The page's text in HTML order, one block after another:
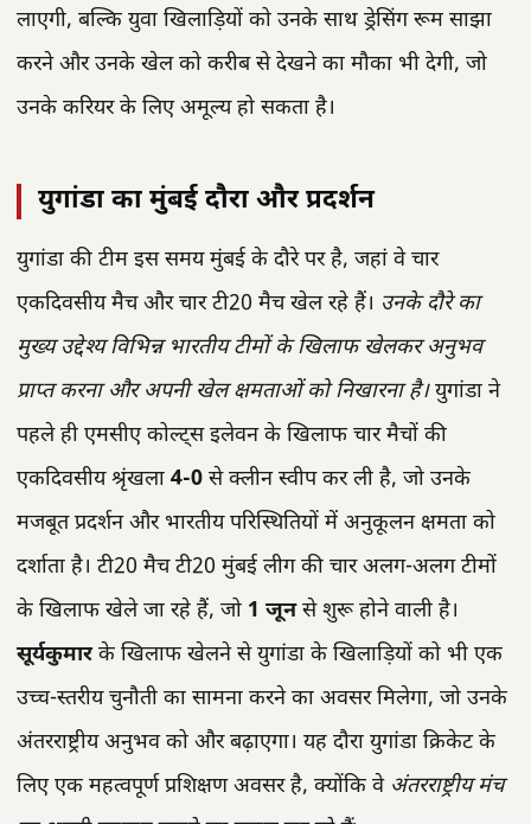
लाएगी, बल्कि युवा खिलाड़ियों को उनके साथ ड्रेसिंग रूम साझा
करने और उनके खेल को करीब से देखने का मौका भी देगी, जो
उनके करियर के लिए अमूल्य हो सकता है।
युगांडा का मुंबई दौरा और प्रदर्शन
युगांडा की टीम इस समय मुंबई के दौरे पर है, जहां वे चार
एकदिवसीय मैच और चार टी20 मैच खेल रहे हैं। उनके दौरे का
मुख्य उद्देश्य विभिन्न भारतीय टीमों के खिलाफ खेलकर अनुभव
प्राप्त करना और अपनी खेल क्षमताओं को निखारना है।युगांडा ने
पहले ही एमसीए कोल्ट्स इलेवन के खिलाफ चार मैचों की
एकदिवसीय श्रृंखला 4-0 से क्लीन स्वीप कर ली है, जो उनके
मजबूत प्रदर्शन और भारतीय परिस्थितियों में अनुकूलन क्षमता को
दर्शाता है। टी20 मैच टी20 मुंबई लीग की चार अलग-अलग टीमों
के खिलाफ खेले जा रहे हैं, जो 1 जूनसे शुरू होने वाली है।
सूर्यकुमारके खिलाफ खेलने से युगांडा के खिलाड़ियों को भी एक
उच्च-स्तरीय चुनौती का सामना करने का अवसर मिलेगा, जो उनके
अंतरराष्ट्रीय अनुभव को और बढ़ाएगा। यह दौरा युगांडा क्रिकेट के
लिए एक महत्वपूर्ण प्रशिक्षण अवसर है, क्योंकि वे अंतरराष्ट्रीय मंच